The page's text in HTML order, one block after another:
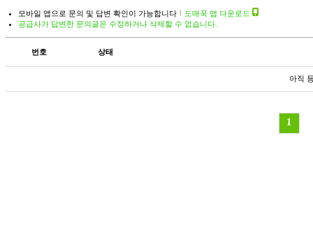
모바일 앱으로 문의 및 답변 확인이 가능합니다
도매꾹 앱 다운로드
공급사가 답변한 문의글은 수정하거나 삭제할 수 없습니다.
번호 상태
아직
1